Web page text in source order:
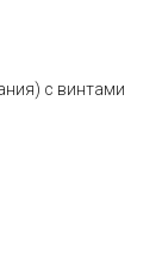
с винтами